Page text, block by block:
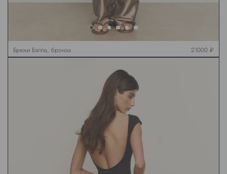
Брюки Бэлла, бронза 21000 ₽